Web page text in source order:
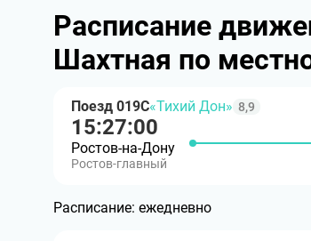
Расписание
Шахтная по
Поезд 019С«Тихий Дон» 8,9
15:27:00
Ростов-на-Дону
Ростов-главный
Расписание: ежедневно